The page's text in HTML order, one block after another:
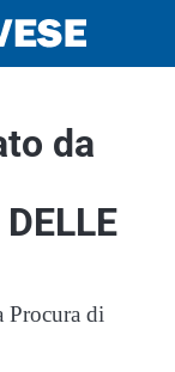
da
Procura di